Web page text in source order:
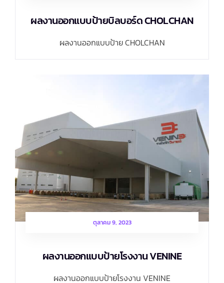
ผลงานออกแบบป้ายบิลบอร์ด CHOLCHAN
ผลงานออกแบบป้าย CHOLCHAN
ตุลาคม 9, 2023
ผลงานออกแบบป้ายโรงงาน VENINE
ผลงานออกแบบป้ายโรงงาน VENINE